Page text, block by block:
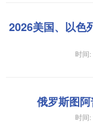
2026美国、以色
时间:
俄罗斯图
时间: